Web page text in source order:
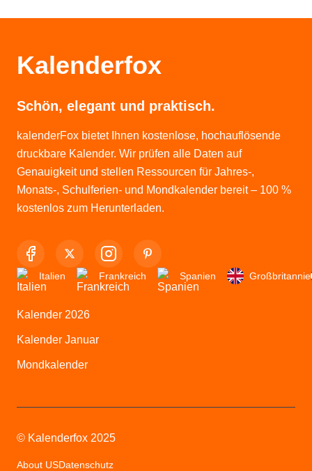
Kalenderfox
Schön, elegant und praktisch.
kalenderFox bietet Ihnen kostenlose, hochauflösende
druckbare Kalender. Wir prüfen alle Daten auf
Genauigkeit und stellen Ressourcen für Jahres-,
Monats-, Schulferien- und Mondkalender bereit – 100 %
kostenlos zum Herunterladen.
Italien Frankreich Spanien
Kalender 2026
Kalender Januar
Mondkalender
© Kalenderfox 2025
About USDatenschutz